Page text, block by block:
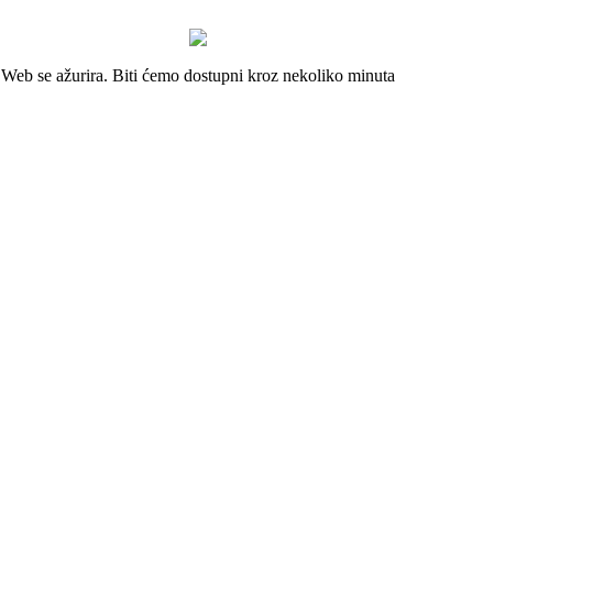
Web se ažurira. Biti ćemo dostupni kroz nekoliko minuta